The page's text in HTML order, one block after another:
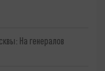
На генералов